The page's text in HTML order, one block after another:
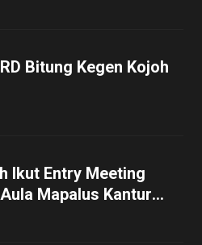
Bitung Kegen Kojoh
Ikut Entry Meeting
Mapalus Kantur